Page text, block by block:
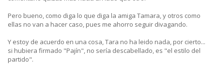
Pero bueno, como diga lo que diga la amiga Tamara, y otros como
ellas no van a hacer caso, pues me ahorro seguir divagando.
Y estoy de acuerdo en una cosa, Tara no ha leido nada, por cierto...
si hubiera firmado "Pajín", no sería descabellado, es "el estilo del
partido".